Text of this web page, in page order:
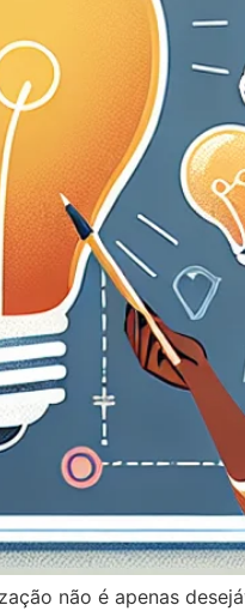
não é apenas